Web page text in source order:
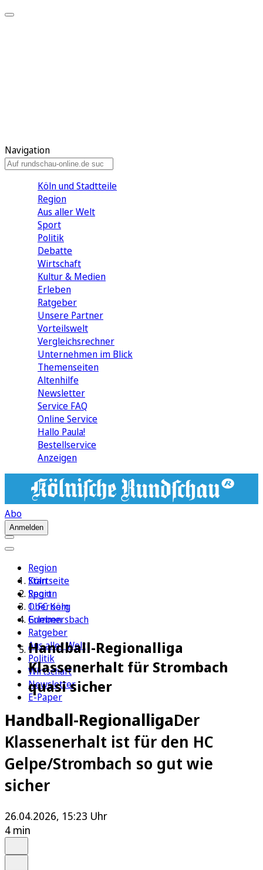
Navigation
Köln und Stadtteile
Region
Aus aller Welt
Sport
Politik
Debatte
Wirtschaft
Kultur & Medien
Erleben
Ratgeber
Unsere Partner
Vorteilswelt
Vergleichsrechner
Unternehmen im Blick
Themenseiten
Altenhilfe
Newsletter
Service FAQ
Online Service
Hallo Paula!
Bestellservice
Anzeigen
Abo
Anmelden
Region
Köln
Sport
1. FC Köln
Erleben
Ratgeber
Aus aller Welt
Politik
Wirtschaft
Newsletter
E-Paper
Startseite
Region
Oberberg
Gummersbach
Handball-Regionalliga
Klassenerhalt für Strombach
quasi sicher
Handball-RegionalligaDer
Klassenerhalt ist für den HC
Gelpe/Strombach so gut wie
sicher
26.04.2026, 15:23 Uhr
4 min